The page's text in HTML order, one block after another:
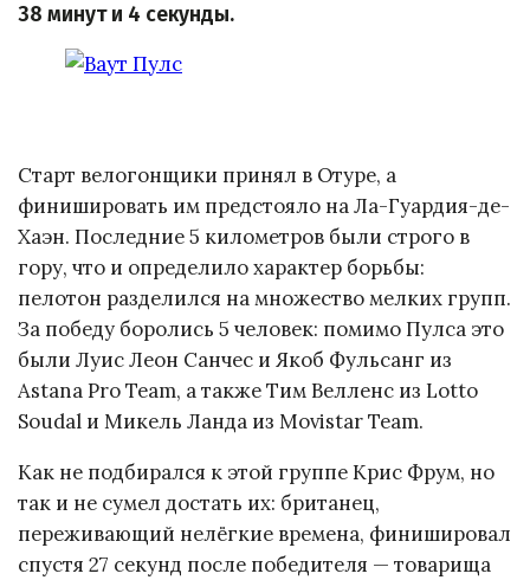
38 минут и 4 секунды.
Старт велогонщики принял в Отуре, а
финишировать им предстояло на Ла-Гуардия-де-
Хаэн. Последние 5 километров были строго в
гору, что и определило характер борьбы:
пелотон разделился на множество мелких групп.
За победу боролись 5 человек: помимо Пулса это
были Луис Леон Санчес и Якоб Фульсанг из
Astana Pro Team, а также Тим Велленс из Lotto
Soudal и Микель Ланда из Movistar Team.
Как не подбирался к этой группе Крис Фрум, но
так и не сумел достать их: британец,
переживающий нелёгкие времена, финишировал
спустя 27 секунд после победителя — товарища